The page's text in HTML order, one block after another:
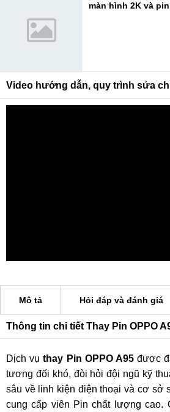
màn hình 2K và
Video hướng dẫn, quy trình sửa
Mô tả Hỏi đáp và đánh giá
Thông tin chi tiết Thay Pin OPPO
Dịch vụthay Pin OPPO A95được
tương đối khó, đòi hỏi đội ngũ kỹ
sâu về linh kiện điện thoại và cơ sở
cung cấp viên Pin chất lượng cao.